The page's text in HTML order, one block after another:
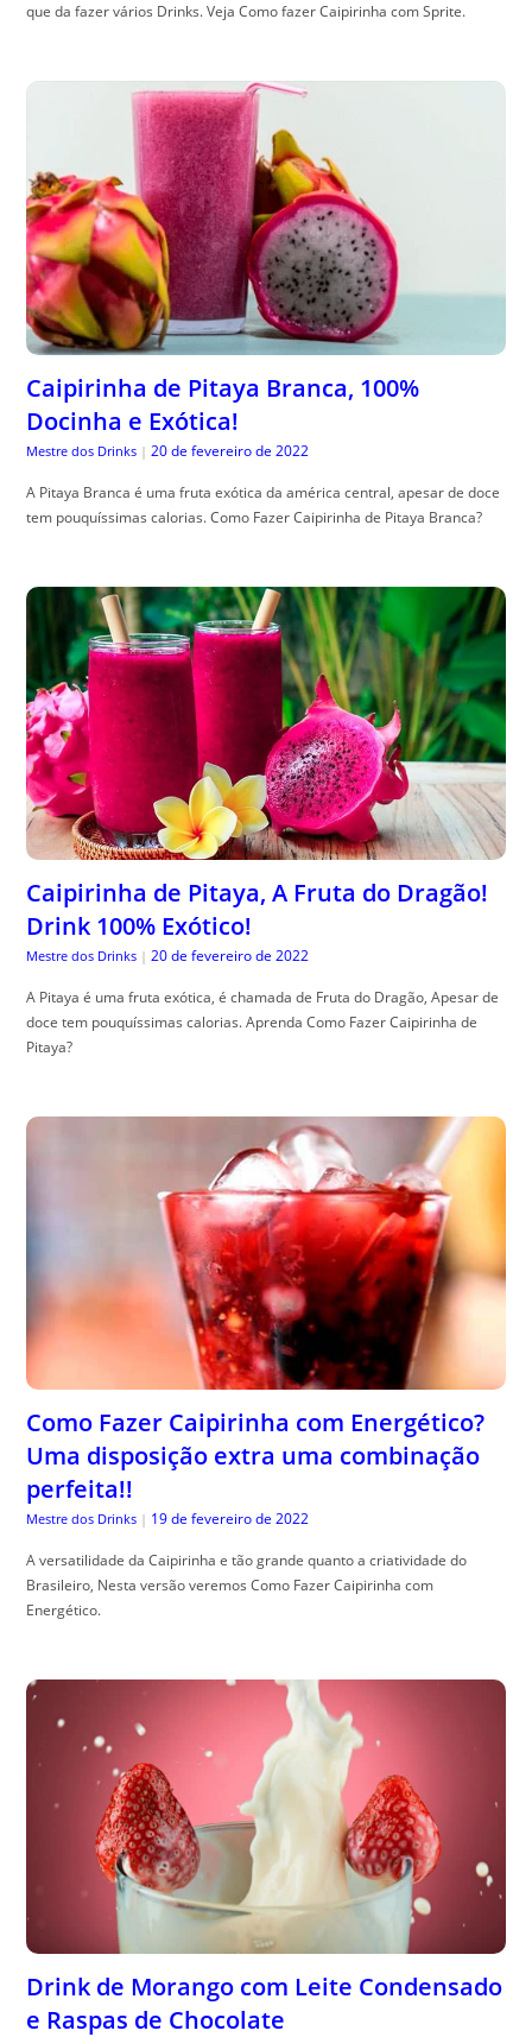
que da fazer vários Drinks. Veja Como fazer Caipirinha com Sprite.
Caipirinha de Pitaya Branca, 100%
Docinha e Exótica!
Mestre dos Drinks | 20 de fevereiro de 2022
A Pitaya Branca é uma fruta exótica da américa central, apesar de doce
tem pouquíssimas calorias. Como Fazer Caipirinha de Pitaya Branca?
Caipirinha de Pitaya, A Fruta do Dragão!
Drink 100% Exótico!
Mestre dos Drinks | 20 de fevereiro de 2022
A Pitaya é uma fruta exótica, é chamada de Fruta do Dragão, Apesar de
doce tem pouquíssimas calorias. Aprenda Como Fazer Caipirinha de
Pitaya?
Como Fazer Caipirinha com Energético?
Uma disposição extra uma combinação
perfeita!!
Mestre dos Drinks | 19 de fevereiro de 2022
A versatilidade da Caipirinha e tão grande quanto a criatividade do
Brasileiro, Nesta versão veremos Como Fazer Caipirinha com
Energético.
Drink de Morango com Leite Condensado
e Raspas de Chocolate